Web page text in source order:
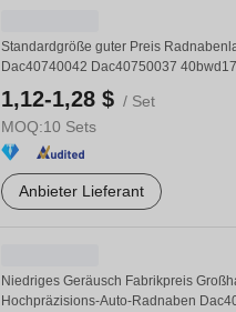
Standardgröße guter Preis
Dac40740042 Dac40750037
(90363-T) Auto Lager ...
1,12-1,28 $ / Set
MOQ:10 Sets
Anbieter Lieferant
Niedriges Geräusch Fabrikpreis
Hochpräzisions-Auto-Radnaben